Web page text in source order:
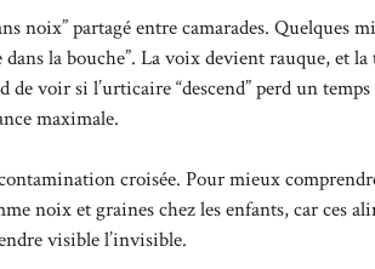
noix” partagé entre camarades. Quelques
la bouche”. La voix devient rauque, et
de voir si l’urticaire “descend” perd un
maximale.
croisée. Pour mieux
noix et graines chez les enfants, car ces
visible l’invisible.